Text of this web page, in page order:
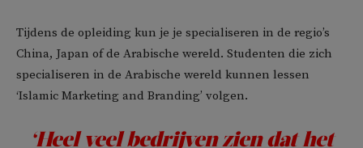
Tijdens de opleiding kun je je specialiseren in de regio’s
China, Japan of de Arabische wereld. Studenten die zich
specialiseren in de Arabische wereld kunnen lessen
‘Islamic Marketing and Branding’ volgen.
‘Heel veel bedrijven zien dat het